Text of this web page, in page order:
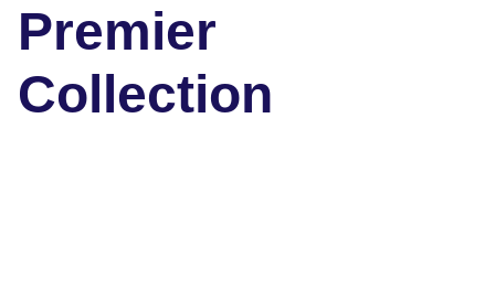
Premier
Collection